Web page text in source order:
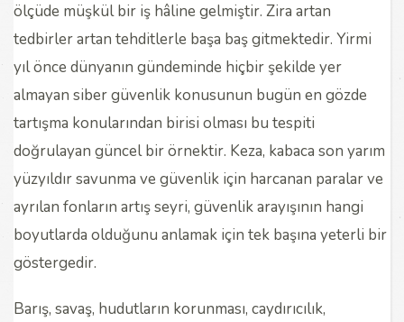
ölçüde müşkül bir iş hâline gelmiştir. Zira artan
tedbirler artan tehditlerle başa baş gitmektedir. Yirmi
yıl önce dünyanın gündeminde hiçbir şekilde yer
almayan siber güvenlik konusunun bugün en gözde
tartışma konularından birisi olması bu tespiti
doğrulayan güncel bir örnektir. Keza, kabaca son yarım
yüzyıldır savunma ve güvenlik için harcanan paralar ve
ayrılan fonların artış seyri, güvenlik arayışının hangi
boyutlarda olduğunu anlamak için tek başına yeterli bir
göstergedir.
Barış, savaş, hudutların korunması, caydırıcılık,